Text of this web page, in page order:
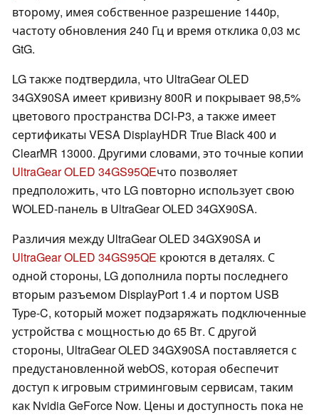
второму, имея собственное разрешение 1440p,
частоту обновления 240 Гц и время отклика 0,03 мс
GtG.
LG также подтвердила, что UltraGear OLED
34GX90SA имеет кривизну 800R и покрывает 98,5%
цветового пространства DCI-P3, а также имеет
сертификаты VESA DisplayHDR True Black 400 и
ClearMR 13000. Другими словами, это точные копии
UltraGear OLED 34GS95QEчто позволяет
предположить, что LG повторно использует свою
WOLED-панель в UltraGear OLED 34GX90SA.
Различия между UltraGear OLED 34GX90SA и
UltraGear OLED 34GS95QE кроются в деталях. С
одной стороны, LG дополнила порты последнего
вторым разъемом DisplayPort 1.4 и портом USB
Type-C, который может подзаряжать подключенные
устройства с мощностью до 65 Вт. С другой
стороны, UltraGear OLED 34GX90SA поставляется с
предустановленной webOS, которая обеспечит
доступ к игровым стриминговым сервисам, таким
как Nvidia GeForce Now. Цены и доступность пока не